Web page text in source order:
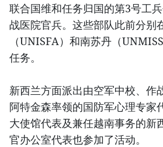
联合国维和任务归国的第3号工
战医院官兵。这些部队此前分别
（UNISFA）和南苏丹（
任务。
新西兰方面派出由空军中校、作
阿特金森率领的国防军心理专家
大使馆代表及兼任越南事务的新
官办公室代表也参加了活动。